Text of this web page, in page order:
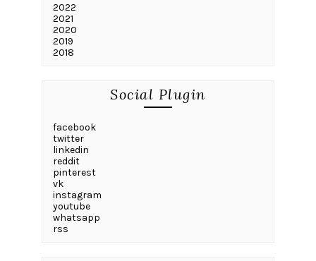
2022
2021
2020
2019
2018
Social Plugin
facebook
twitter
linkedin
reddit
pinterest
vk
instagram
youtube
whatsapp
rss